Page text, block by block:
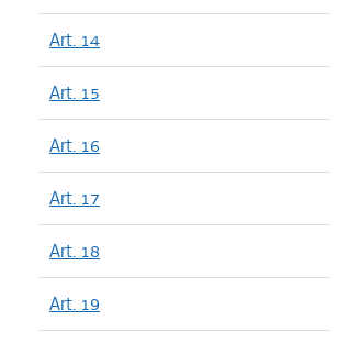
Art. 14
Art. 15
Art. 16
Art. 17
Art. 18
Art. 19